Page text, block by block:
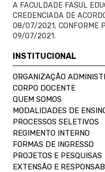
A FACULDADE FASUL
CREDENCIADA DE
08/07/2021, CONFORME
09/07/2021.
INSTITUCIONAL
ORGANIZAÇÃO
CORPO DOCENTE
QUEM SOMOS
MODALIDADES DE
PROCESSOS SELETIVOS
REGIMENTO INTERNO
FORMAS DE INGRESSO
PROJETOS E PESQUISAS
EXTENSÃO E